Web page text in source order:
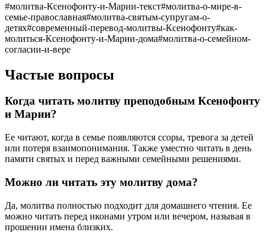
#молитва-Ксенофонту-и-Марии-текст#молитва-о-мире-в-
семье-православная#молитва-святым-супругам-о-
детях#современный-перевод-молитвы-Ксенофонту#как-
молиться-Ксенофонту-и-Марии-дома#молитва-о-семейном-
согласии-и-вере
Частые вопросы
Когда читать молитву преподобным Ксенофонту
и Марии?
Ее читают, когда в семье появляются ссоры, тревога за детей
или потеря взаимопонимания. Также уместно читать в день
памяти святых и перед важными семейными решениями.
Можно ли читать эту молитву дома?
Да, молитва полностью подходит для домашнего чтения. Ее
можно читать перед иконами утром или вечером, называя в
прошении имена близких.